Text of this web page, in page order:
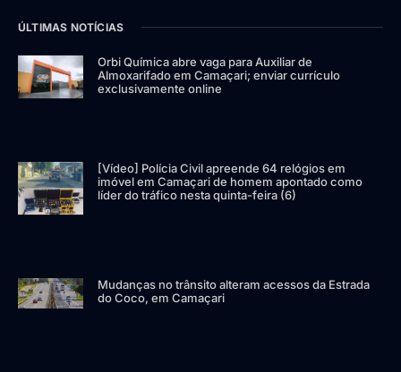
ÚLTIMAS NOTÍCIAS
Orbi Química abre vaga para Auxiliar de
Almoxarifado em Camaçari; enviar currículo
exclusivamente online
[Vídeo] Polícia Civil apreende 64 relógios em
imóvel em Camaçari de homem apontado como
líder do tráfico nesta quinta-feira (6)
Mudanças no trânsito alteram acessos da Estrada
do Coco, em Camaçari